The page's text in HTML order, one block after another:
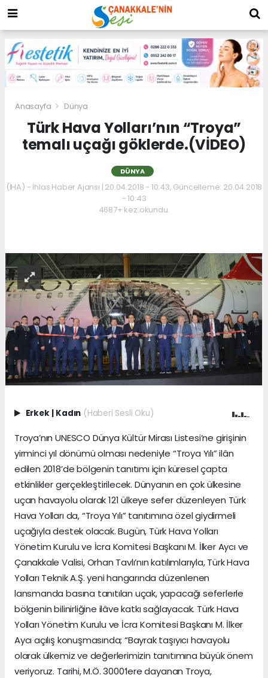
Anasayfa Dünya
Türk Hava Yolları’nın “Troya”
temalı uçağı göklerde.(VİDEO)
DÜNYA
(İHA) - İhlas Haber Ajansı | 20.04.2018 - 10:43, Güncelleme: 20.04.2018
- 10:43
4687+ kez okundu.
Erkek | Kadın (Haberi Sesli Oku)
Troya’nın UNESCO Dünya Kültür Mirası Listesi’ne girişinin
yirminci yıl dönümü olması nedeniyle “Troya Yılı” ilân
edilen 2018’de bölgenin tanıtımı için küresel çapta
etkinlikler gerçekleştirilecek. Dünyanın en çok ülkesine
uçan havayolu olarak 121 ülkeye sefer düzenleyen Türk
Hava Yolları da, “Troya Yılı” tanıtımına özel giydirmeli
uçağıyla destek olacak. Bugün, Türk Hava Yolları
Yönetim Kurulu ve İcra Komitesi Başkanı M. İlker Aycı ve
Çanakkale Valisi, Orhan Tavlı’nın katılımlarıyla, Türk Hava
Yolları Teknik A.Ş. yeni hangarında düzenlenen
lansmanda basına tanıtılan uçak, yapacağı seferlerle
bölgenin bilinirliğine ilâve katkı sağlayacak. Türk Hava
Yolları Yönetim Kurulu ve İcra Komitesi Başkanı M. İlker
Aycı açılış konuşmasında; “Bayrak taşıyıcı havayolu
olarak ülkemiz ve değerlerimizin tanıtımına büyük önem
veriyoruz. Tarihi, M.Ö. 3000’lere dayanan Troya,